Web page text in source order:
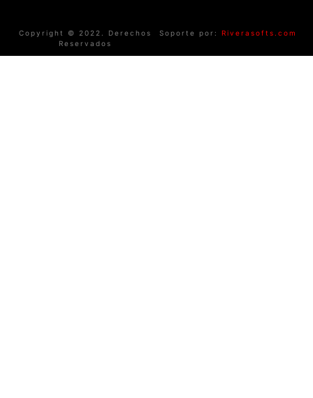
Copyright © 2022. Derechos
Reservados
Soporte por: Riverasofts.com